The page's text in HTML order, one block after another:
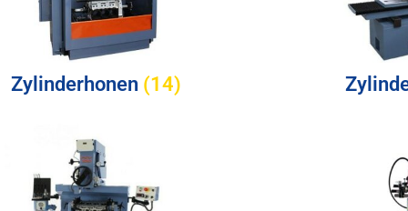
Zylinderhonen (14)